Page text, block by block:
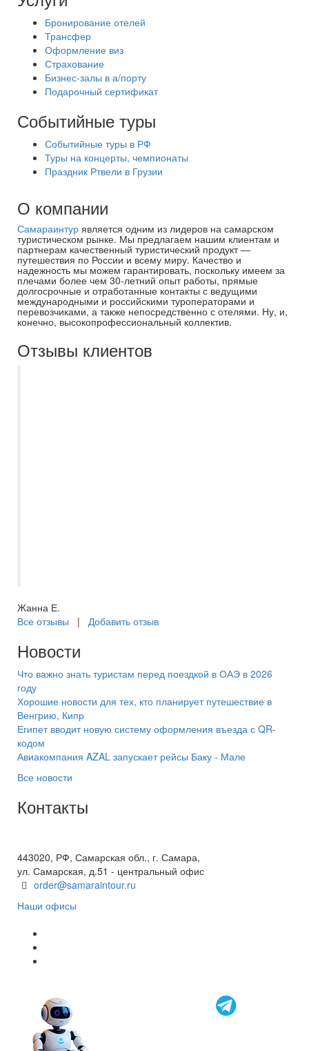
Бронирование отелей
Трансфер
Оформление виз
Страхование
Бизнес-залы в а/порту
Подарочный сертификат
Событийные туры
Событийные туры в РФ
Туры на концерты, чемпионаты
Праздник Ртвели в Грузии
О компании
Самараинтур является одним из лидеров на самарском
туристическом рынке. Мы предлагаем нашим клиентам и
партнерам качественный туристический продукт —
путешествия по России и всему миру. Качество и
надежность мы можем гарантировать, поскольку имеем за
плечами более чем 30-летний опыт работы, прямые
долгосрочные и отработанные контакты с ведущими
международными и российскими туроператорами и
перевозчиками, а также непосредственно с отелями. Ну, и,
конечно, высокопрофессиональный коллектив.
Отзывы клиентов
Жанна Е.
Все отзывы | Добавить отзыв
Новости
Что важно знать туристам перед поездкой в ОАЭ в 2026
году
Хорошие новости для тех, кто планирует путешествие в
Венгрию, Кипр
Египет вводит новую систему оформления въезда с QR-
кодом
Авиакомпания AZAL запускает рейсы Баку - Мале
Все новости
Контакты
443020, РФ, Самарская обл., г. Самара,
ул. Самарская, д.51 - центральный офис
order@samaraintour.ru
Наши офисы